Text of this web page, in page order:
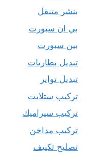
بنشر متنقل
بي ان سبورت
بين سبورت
تبديل بطاريات
تبديل تواير
تركيب ستلايت
تركيب سيراميك
تركيب مداخن
تصليح تكييف